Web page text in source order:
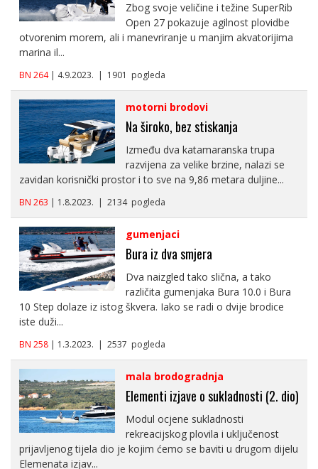
Zbog svoje veličine i težine SuperRib
Open 27 pokazuje agilnost plovidbe
otvorenim morem, ali i manevriranje u manjim akvatorijima
marina il...
BN 264 | 4.9.2023. | 1901 pogleda
motorni brodovi
Na široko, bez stiskanja
Između dva katamaranska trupa
razvijena za velike brzine, nalazi se
zavidan korisnički prostor i to sve na 9,86 metara duljine...
BN 263 | 1.8.2023. | 2134 pogleda
gumenjaci
Bura iz dva smjera
Dva naizgled tako slična, a tako
različita gumenjaka Bura 10.0 i Bura
10 Step dolaze iz istog škvera. Iako se radi o dvije brodice
iste duži...
BN 258 | 1.3.2023. | 2537 pogleda
mala brodogradnja
Elementi izjave o sukladnosti (2. dio)
Modul ocjene sukladnosti
rekreacijskog plovila i uključenost
prijavljenog tijela dio je kojim ćemo se baviti u drugom dijelu
Elemenata izjav...